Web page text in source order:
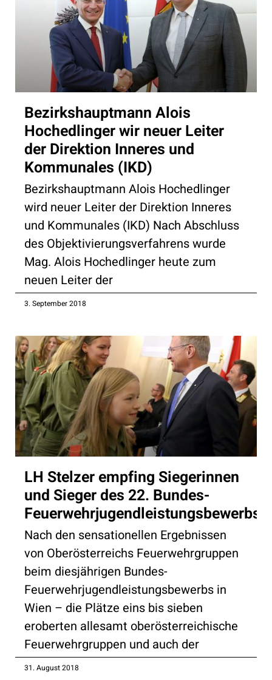
Bezirkshauptmann Alois
Hochedlinger wir neuer Leiter
der Direktion Inneres und
Kommunales (IKD)
Bezirkshauptmann Alois Hochedlinger
wird neuer Leiter der Direktion Inneres
und Kommunales (IKD) Nach Abschluss
des Objektivierungsverfahrens wurde
Mag. Alois Hochedlinger heute zum
neuen Leiter der
3. September 2018
LH Stelzer empfing Siegerinnen
und Sieger des 22. Bundes-
Feuerwehrjugendleistungsbewerbs
Nach den sensationellen Ergebnissen
von Oberösterreichs Feuerwehrgruppen
beim diesjährigen Bundes-
Feuerwehrjugendleistungsbewerbs in
Wien – die Plätze eins bis sieben
eroberten allesamt oberösterreichische
Feuerwehrgruppen und auch der
31. August 2018